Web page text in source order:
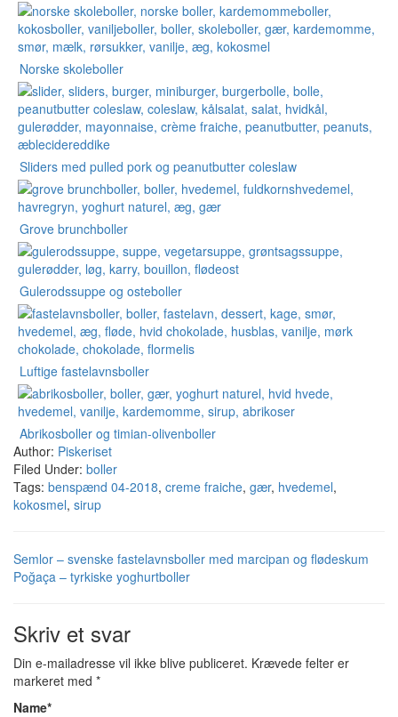
Norske skoleboller
Sliders med pulled pork og peanutbutter coleslaw
Grove brunchboller
Gulerodssuppe og osteboller
Luftige fastelavnsboller
Abrikosboller og timian-olivenboller
Author: Piskeriset
Filed Under: boller
Tags: benspænd 04-2018, creme fraiche, gær, hvedemel,
kokosmel, sirup
Semlor – svenske fastelavnsboller med marcipan og flødeskum
Poğaça – tyrkiske yoghurtboller
Skriv et svar
Din e-mailadresse vil ikke blive publiceret. Krævede felter er
markeret med *
Name*